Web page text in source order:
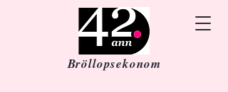
Bröllopsekonom